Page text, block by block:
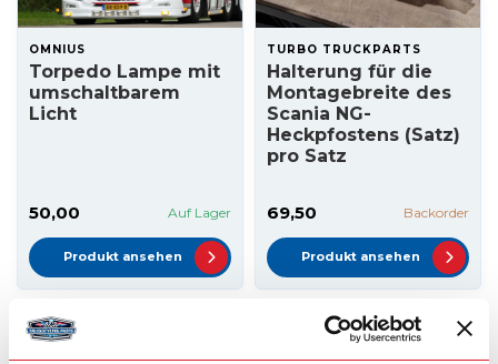
OMNIUS
Torpedo Lampe mit
umschaltbarem
Licht
50,00 Auf Lager
Produkt ansehen
TURBO TRUCKPARTS
Halterung für die
Montagebreite des
Scania NG-
Heckpfostens (Satz)
pro Satz
69,50 Backorder
Produkt ansehen